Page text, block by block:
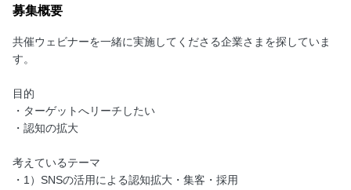
募集概要
共催ウェビナーを一緒に実施してくださる企業さまを探していま
す。
目的
・ターゲットへリーチしたい
・認知の拡大
考えているテーマ
・1）SNSの活用による認知拡大・集客・採用